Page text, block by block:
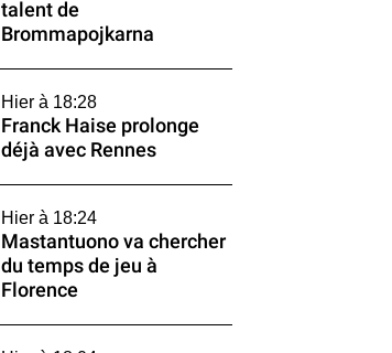
talent de
Brommapojkarna
Hier à 18:28
Franck Haise prolonge
déjà avec Rennes
Hier à 18:24
Mastantuono va chercher
du temps de jeu à
Florence